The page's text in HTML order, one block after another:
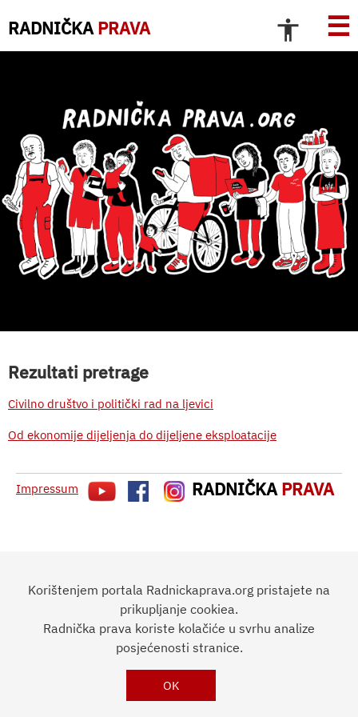
RADNIČKA PRAVA ☰
Rezultati pretrage
Civilno društvo i politički rad na ljevici
Od ekonomije dijeljenja do dijeljene eksploatacije
Impressum RADNIČKA PRAVA
Korištenjem portala Radnickaprava.org pristajete na
prikupljanje cookiea.
Radnička prava koriste kolačiće u svrhu analize
posjećenosti stranice.
OK